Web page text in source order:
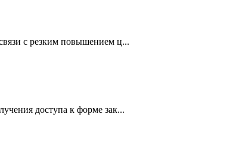
с резким повышением ц...
доступа к форме зак...